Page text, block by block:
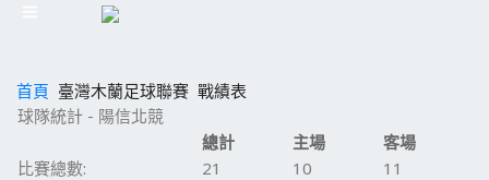
首頁 臺灣木蘭足球聯賽 戰績表
球隊統計 - 陽信北競
總計
主場
客場
比賽總數:
21 10
11